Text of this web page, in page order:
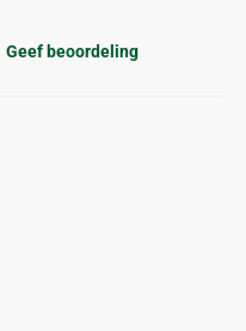
Geef beoordeling